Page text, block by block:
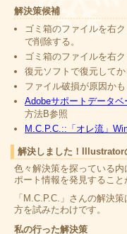
解決策候補
ゴミ箱のファイルを右
で削除する。
ゴミ箱のファイルを右
復元ソフトで復元してか
ファイル破損が原因か
Adobeサポートデータ
方法B参照
M.C.P.C.::「オレ流」
解決しました！Illustrator
色々解決策を探っている
ポート情報を発見すること
「M.C.P.C.」さんの解決
方を試みたわけです。
私の行った解決策